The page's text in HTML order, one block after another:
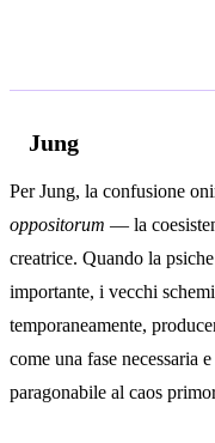
Jung
Per Jung, la confusione
oppositorum — la
creatrice. Quando la
importante, i vecchi
temporaneamente,
come una fase necessaria
paragonabile al caos